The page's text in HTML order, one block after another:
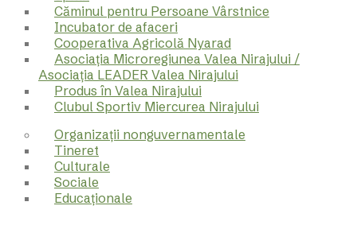
Căminul pentru Persoane Vârstnice
Incubator de afaceri
Cooperativa Agricolă Nyarad
Asociația Microregiunea Valea Nirajului /
Asociația LEADER Valea Nirajului
Produs în Valea Nirajului
Clubul Sportiv Miercurea Nirajului
Organizații nonguvernamentale
Tineret
Culturale
Sociale
Educaționale